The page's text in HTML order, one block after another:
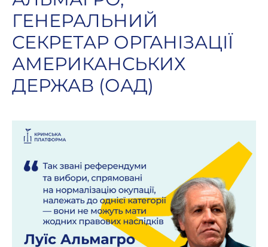
ГЕНЕРАЛЬНИЙ
СЕКРЕТАР ОРГАНІЗАЦІЇ
АМЕРИКАНСЬКИХ
ДЕРЖАВ (ОАД)